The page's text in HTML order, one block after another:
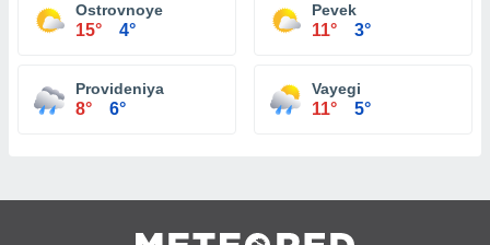
Ostrovnoye
15° 4°
Pevek
11° 3°
Provideniya
8° 6°
Vayegi
11° 5°